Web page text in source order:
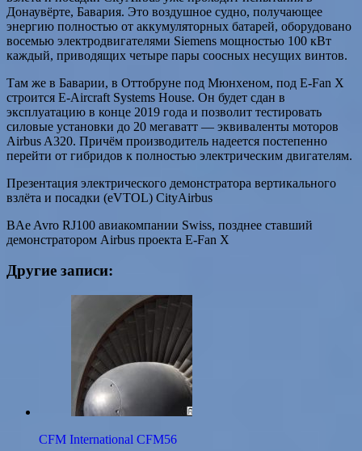
Донаувёрте, Бавария. Это воздушное судно, получающее
энергию полностью от аккумуляторных батарей, оборудовано
восемью электродвигателями Siemens мощностью 100 кВт
каждый, приводящих четыре пары соосных несущих винтов.
Там же в Баварии, в Оттобруне под Мюнхеном, под E-Fan X
строится E-Aircraft Systems House. Он будет сдан в
эксплуатацию в конце 2019 года и позволит тестировать
силовые установки до 20 мегаватт — эквиваленты моторов
Airbus A320. Причём производитель надеется постепенно
перейти от гибридов к полностью электрическим двигателям.
Презентация электрического демонстратора вертикального
взлёта и посадки (eVTOL) CityAirbus
BAe Avro RJ100 авиакомпании Swiss, позднее ставший
демонстратором Airbus проекта E-Fan X
Другие записи:
CFM International CFM56